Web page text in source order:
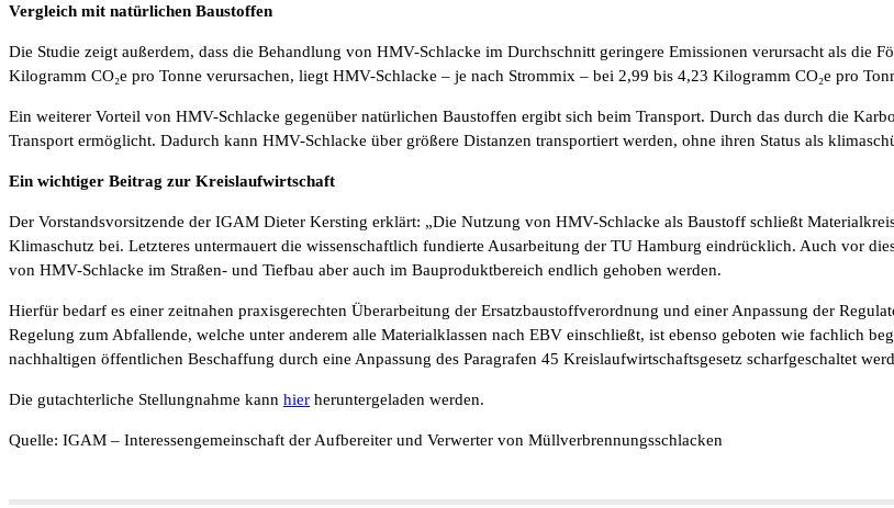
Vergleich mit natürlichen Baustoffen
Die Studie zeigt außerdem, dass die Behandlung von HMV-Schlacke im Durchschnitt geringere Emissionen verursacht als die
Kilogramm CO₂e pro Tonne verursachen, liegt HMV-Schlacke – je nach Strommix – bei 2,99 bis 4,23 Kilogramm CO₂e pro
Ein weiterer Vorteil von HMV-Schlacke gegenüber natürlichen Baustoffen ergibt sich beim Transport. Durch das durch die
Transport ermöglicht. Dadurch kann HMV-Schlacke über größere Distanzen transportiert werden, ohne ihren Status als
Ein wichtiger Beitrag zur Kreislaufwirtschaft
Der Vorstandsvorsitzende der IGAM Dieter Kersting erklärt: „Die Nutzung von HMV-Schlacke als Baustoff schließt
Klimaschutz bei. Letzteres untermauert die wissenschaftlich fundierte Ausarbeitung der TU Hamburg eindrücklich. Auch vor
von HMV-Schlacke im Straßen- und Tiefbau aber auch im Bauproduktbereich endlich gehoben werden.
Hierfür bedarf es einer zeitnahen praxisgerechten Überarbeitung der Ersatzbaustoffverordnung und einer Anpassung der
Regelung zum Abfallende, welche unter anderem alle Materialklassen nach EBV einschließt, ist ebenso geboten wie fachlich
nachhaltigen öffentlichen Beschaffung durch eine Anpassung des Paragrafen 45 Kreislaufwirtschaftsgesetz scharfgeschaltet
Die gutachterliche Stellungnahme kann hier heruntergeladen werden.
Quelle: IGAM – Interessengemeinschaft der Aufbereiter und Verwerter von Müllverbrennungsschlacken